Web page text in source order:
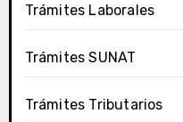
Trámites Laborales
Trámites SUNAT
Trámites Tributarios